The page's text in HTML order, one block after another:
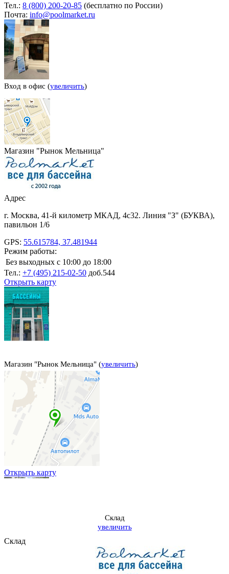
Тел.: 8 (800) 200-20-85 (бесплатно по России)
Почта: info@poolmarket.ru
Вход в офис (увеличить)
Магазин "Рынок Мельница"
Адрес
г. Москва, 41-й километр МКАД, 4с32. Линия "З" (БУКВА),
павильон 1/6
GPS: 55.615784, 37.481944
Режим работы:
Без выходных с 10:00 до 18:00
Тел.: +7 (495) 215-02-50 доб.544
Открыть карту
Магазин "Рынок Мельница" (увеличить)
Открыть карту
Склад
увеличить
Склад